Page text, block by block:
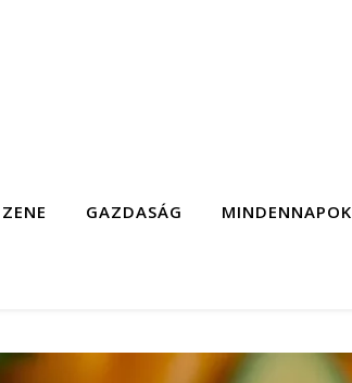
ZENE GAZDASÁG MINDENNAPOK